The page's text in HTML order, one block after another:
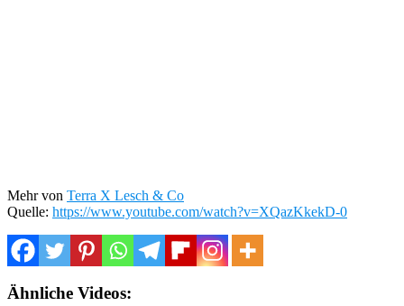
Mehr von Terra X Lesch & Co
Quelle: https://www.youtube.com/watch?v=XQazKkekD-0
Ähnliche Videos: